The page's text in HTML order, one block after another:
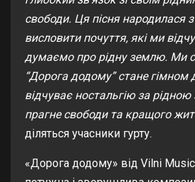
свободи. Ця пісня народилася
висловити почуття, які ми
думаємо про рідну землю. Ми
“Дорога додому” стане гімном
відчуває ностальгію за
прагне свободи та кращого
діляться учасники гурту.
«Дорога додому» від Vilni